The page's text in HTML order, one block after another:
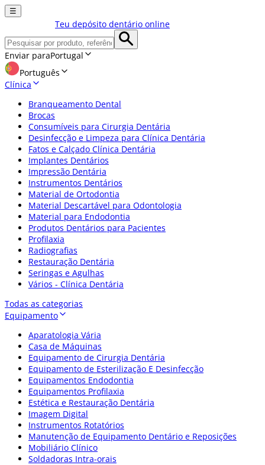
☰
Teu depósito dentário online
Enviar paraPortugal
Português
Clínica
Branqueamento Dental
Brocas
Consumíveis para Cirurgia Dentária
Desinfecção e Limpeza para Clínica Dentária
Fatos e Calçado Clínica Dentária
Implantes Dentários
Impressão Dentária
Instrumentos Dentários
Material de Ortodontia
Material Descartável para Odontologia
Material para Endodontia
Produtos Dentários para Pacientes
Profilaxia
Radiografias
Restauração Dentária
Seringas e Agulhas
Vários - Clínica Dentária
Todas as categorias
Equipamento
Aparatologia Vária
Casa de Máquinas
Equipamento de Cirurgia Dentária
Equipamento de Esterilização E Desinfecção
Equipamentos Endodontia
Equipamentos Profilaxia
Estética e Restauração Dentária
Imagem Digital
Instrumentos Rotatórios
Manutenção de Equipamento Dentário e Reposições
Mobiliário Clínico
Soldadoras Intra-orais